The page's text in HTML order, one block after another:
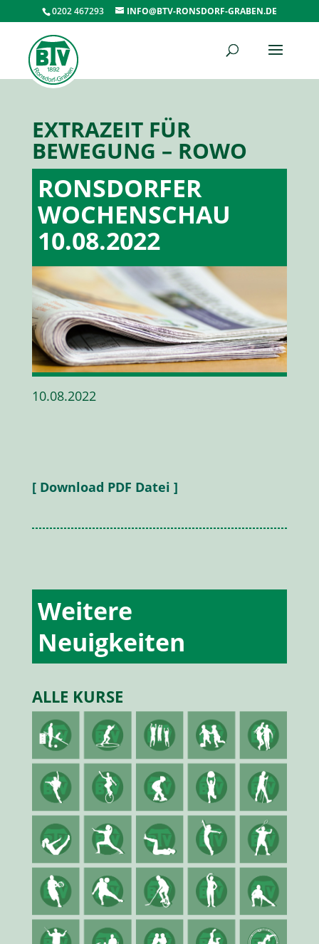
0202 467293 INFO@BTV-RONSDORF-GRABEN.DE
EXTRAZEIT FÜR
BEWEGUNG – ROWO
RONSDORFER
WOCHENSCHAU
10.08.2022
10.08.2022
[ Download PDF Datei ]
Weitere
Neuigkeiten
ALLE KURSE